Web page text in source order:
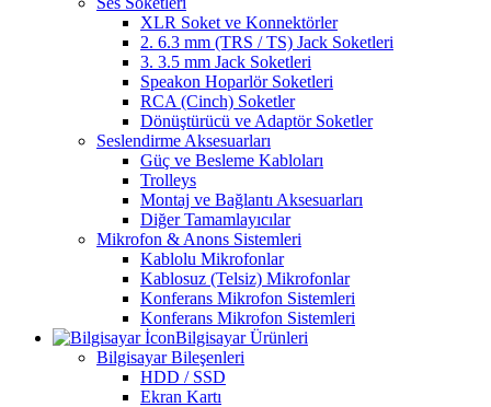
XLR Soket ve Konnektörler
2. 6.3 mm (TRS / TS) Jack Soketleri
3. 3.5 mm Jack Soketleri
Speakon Hoparlör Soketleri
RCA (Cinch) Soketler
Dönüştürücü ve Adaptör Soketler
Seslendirme Aksesuarları
Güç ve Besleme Kabloları
Trolleys
Montaj ve Bağlantı Aksesuarları
Diğer Tamamlayıcılar
Mikrofon & Anons Sistemleri
Kablolu Mikrofonlar
Kablosuz (Telsiz) Mikrofonlar
Konferans Mikrofon Sistemleri
Konferans Mikrofon Sistemleri
Bilgisayar Ürünleri
Bilgisayar Bileşenleri
HDD / SSD
Ekran Kartı